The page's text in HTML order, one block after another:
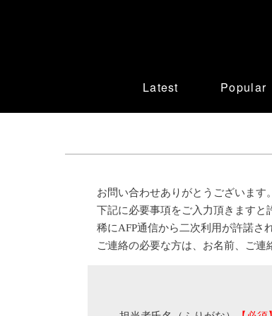
Latest Popular
お問い合わせありがとうございます。
下記に必要事項をご入力頂きますと
稀にAFP通信から二次利用が許諾さ
ご連絡の必要な方は、お名前、ご連